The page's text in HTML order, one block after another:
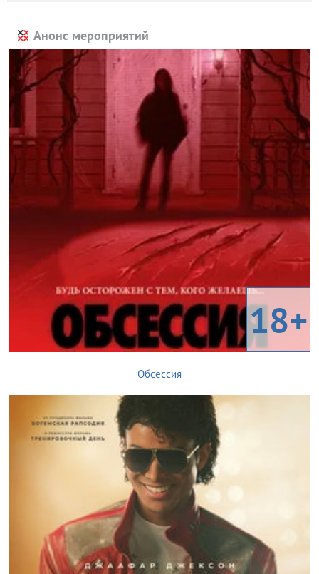
Анонс мероприятий
18+
Обсессия